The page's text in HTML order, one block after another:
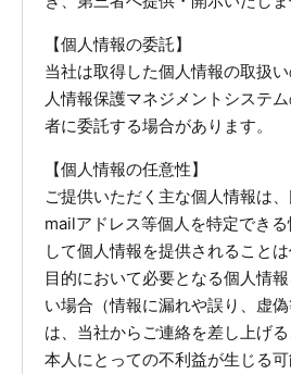
【個人情報の委託】
当社は取得した個人情報の取扱
人情報保護マネジメントシステ
者に委託する場合があります。
【個人情報の任意性】
ご提供いただく主な個人情報は
mailアドレス等個人を特定でき
して個人情報を提供されること
目的において必要となる個人情
い場合（情報に漏れや誤り、虚
は、当社からご連絡を差し上げ
本人にとっての不利益が生じる可